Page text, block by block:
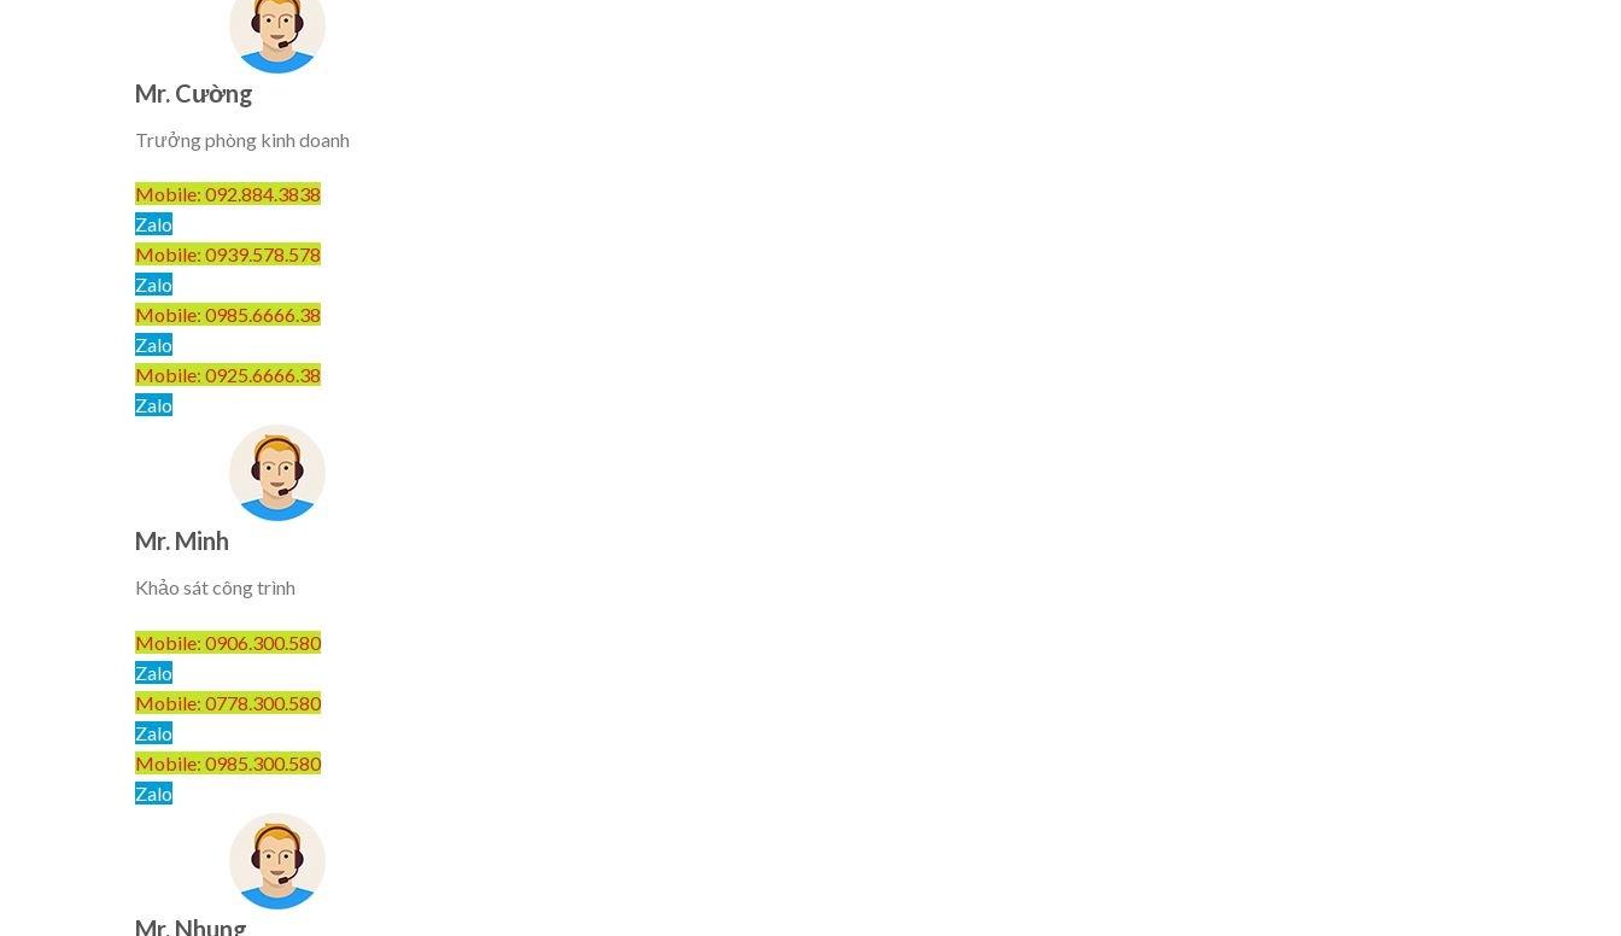
Mr. Cường
Trưởng phòng kinh doanh
Mobile: 092.884.3838
Zalo
Mobile: 0939.578.578
Zalo
Mobile: 0985.6666.38
Zalo
Mobile: 0925.6666.38
Zalo
Mr. Minh
Khảo sát công trình
Mobile: 0906.300.580
Zalo
Mobile: 0778.300.580
Zalo
Mobile: 0985.300.580
Zalo
Mr. Nhung